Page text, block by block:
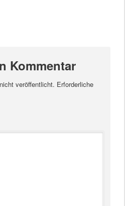
Kommentar
veröffentlicht. Erforderliche